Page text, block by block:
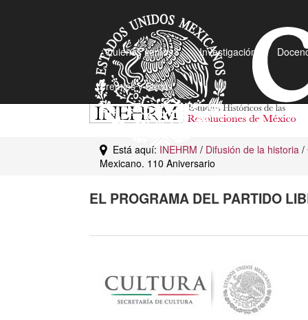
¿Quiénes somos? Investigación
Premios y Becas
Está aquí: INEHRM / Difusión de la historia /
Mexicano. 110 Aniversario
EL PROGRAMA DEL PARTIDO